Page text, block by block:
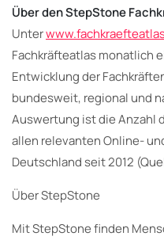
Über den StepStone
Unter
Fachkräfteatlas monatlich
Entwicklung der
bundesweit, regional und
Auswertung ist die Anzahl
allen relevanten Online-
Deutschland seit 2012
Über StepStone
Mit StepStone finden